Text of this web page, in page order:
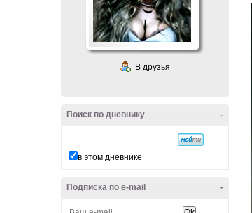
В друзья
-
Поиск по дневнику
в этом дневнике
-
Подписка по e-mail